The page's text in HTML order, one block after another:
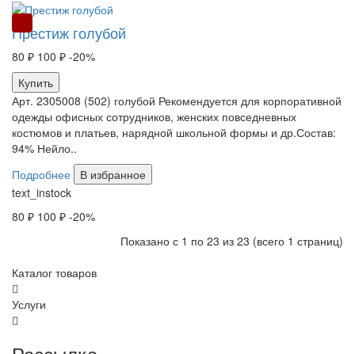
Престиж голубой
80 ₽ 100 ₽ -20%
Купить
Арт. 2305008 (502) голубой Рекомендуется для корпоративной
одежды офисных сотрудников, женских повседневных
костюмов и платьев, нарядной школьной формы и др.Состав:
94% Нейло..
Подробнее
В избранное
text_instock
80 ₽ 100 ₽ -20%
Показано с 1 по 23 из 23 (всего 1 страниц)
Каталог товаров
Услуги